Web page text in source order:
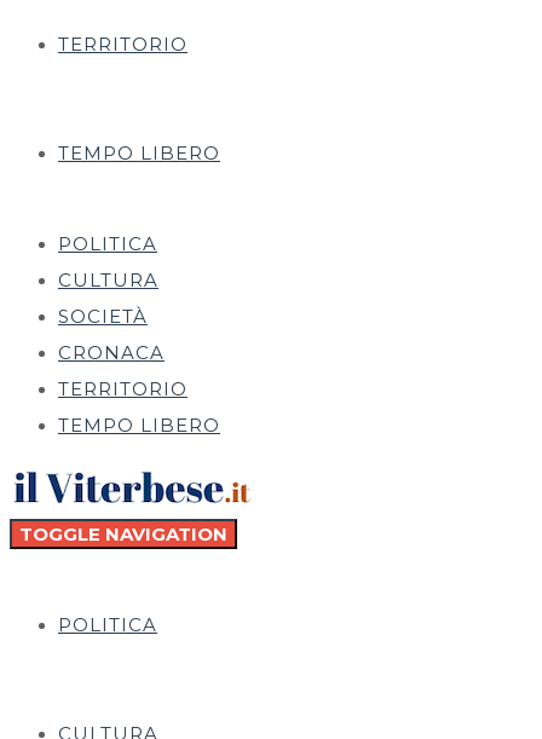
TERRITORIO
TEMPO LIBERO
POLITICA
CULTURA
SOCIETÀ
CRONACA
TERRITORIO
TEMPO LIBERO
TOGGLE NAVIGATION
POLITICA
CULTURA